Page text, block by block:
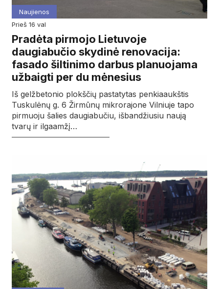
Naujienos
prieš 16 val
Pradėta pirmojo Lietuvoje
daugiabučio skydinė renovacija:
fasado šiltinimo darbus planuojama
užbaigti per du mėnesius
Iš gelžbetonio plokščių pastatytas penkiaaukštis
Tuskulėnų g. 6 Žirmūnų mikrorajone Vilniuje tapo
pirmuoju šalies daugiabučiu, išbandžiusiu naują
tvarų ir ilgaamžį…